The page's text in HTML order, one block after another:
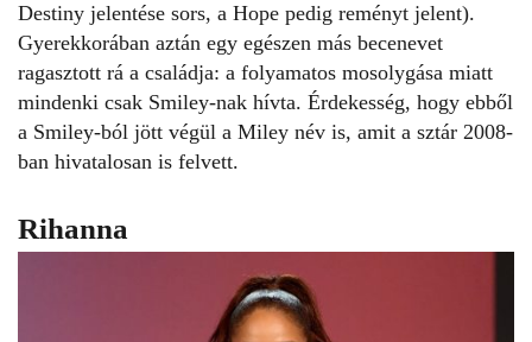
Destiny jelentése sors, a Hope pedig reményt jelent).
Gyerekkorában aztán egy egészen más becenevet
ragasztott rá a családja: a folyamatos mosolygása miatt
mindenki csak Smiley-nak hívta. Érdekesség, hogy ebből
a Smiley-ból jött végül a Miley név is, amit a sztár 2008-
ban hivatalosan is felvett.
Rihanna